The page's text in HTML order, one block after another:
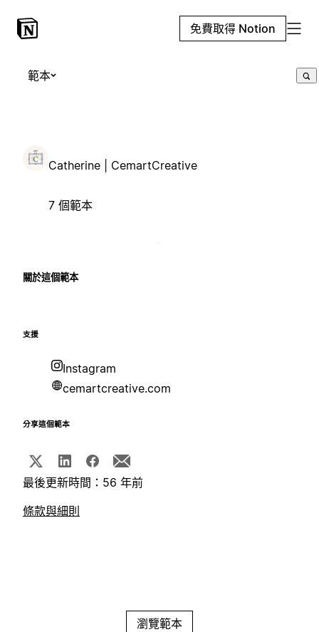
免費取得 Notion
範本
Catherine | CemartCreative
7 個範本
關於這個範本
支援
Instagram
cemartcreative.com
分享這個範本
最後更新時間：56 年前
條款與細則
瀏覽範本